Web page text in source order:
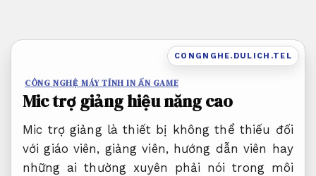
nội
CONGNGHE.DULICH.TEL
CÔNG NGHỆ MÁY TÍNH IN ẤN GAME
Mic trợ giảng hiệu năng cao
Mic trợ giảng là thiết bị không thể thiếu đối
với giáo viên, giảng viên, hướng dẫn viên hay
những ai thường xuyên phải nói trong môi